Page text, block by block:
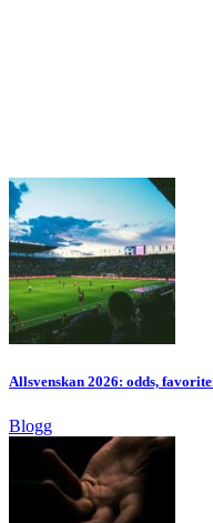
Allsvenskan 2026: odds,
Blogg